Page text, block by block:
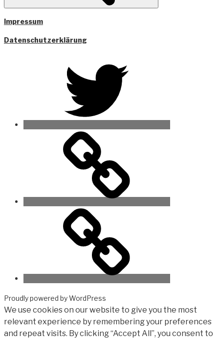
Impressum
Datenschutzerklärung
Proudly powered by WordPress
We use cookies on our website to give you the most
relevant experience by remembering your preferences
and repeat visits. By clicking “Accept All”, you consent to